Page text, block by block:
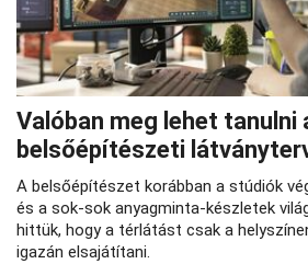
Valóban meg lehet tanulni
belsőépítészeti
A belsőépítészet korábban a stúdiók
és a sok-sok anyagminta-készletek
hittük, hogy a térlátást csak a
igazán elsajátítani.